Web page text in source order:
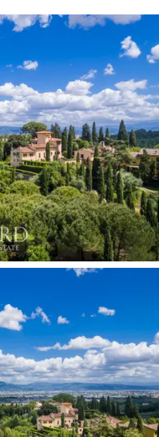
ように、合計
のアパートメントも
比類のない芸術的
土地の魅力を十分
す。